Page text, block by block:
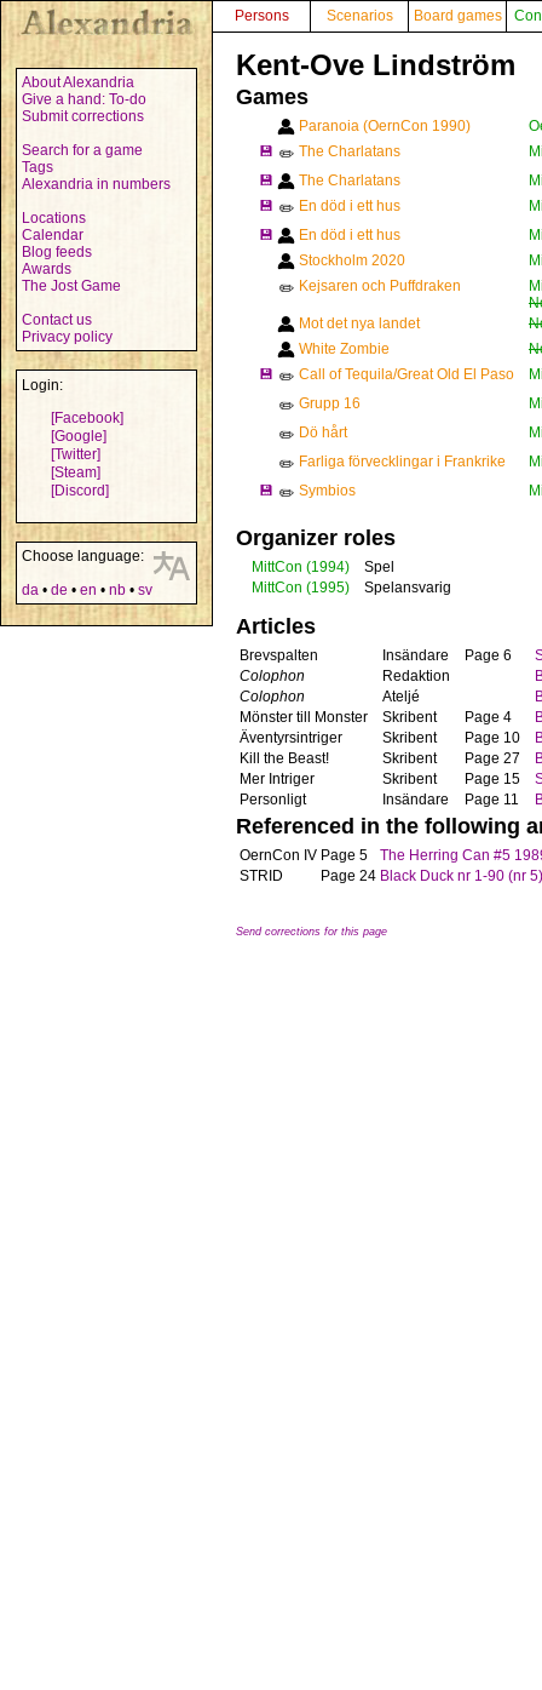
About Alexandria
Give a hand: To-do
Submit corrections
Search for a game
Tags
Alexandria in numbers
Locations
Calendar
Blog feeds
Awards
The Jost Game
Contact us
Privacy policy
Login:
[Facebook]
[Google]
[Twitter]
[Steam]
[Discord]
Choose language:
da • de • en • nb • sv
Persons Scenarios Board games
Kent-Ove Lindström
Games
Paranoia (OernCon 1990)
💾 ✏️ The Charlatans
💾
The Charlatans
💾 ✏️ En död i ett hus
💾
En död i ett hus
Stockholm 2020
✏️ Kejsaren och Puffdraken
Mot det nya landet
White Zombie
💾 ✏️ Call of Tequila/Great Old El Paso
✏️ Grupp 16
✏️ Dö hårt
✏️ Farliga förvecklingar i Frankrike
💾 ✏️ Symbios
Organizer roles
MittCon (1994)
Spel
MittCon (1995) Spelansvarig
Articles
Brevspalten Insändare Page 6
Colophon
Redaktion
Colophon
Ateljé
Mönster till Monster
Skribent Page 4
Äventyrsintriger
Skribent Page 10
Kill the Beast!
Skribent Page 27
Mer Intriger
Skribent Page 15
Personligt
Insändare Page 11
Referenced in the following
OernCon IV Page 5
The Herring Can #5
STRID
Page 24 Black Duck nr 1-90 (nr 5)
Send corrections for this page